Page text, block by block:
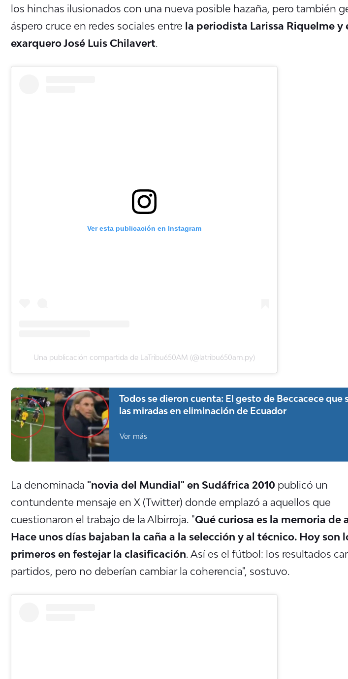
los hinchas ilusionados con una nueva posible hazaña, pero también
áspero cruce en redes sociales entre la periodista Larissa Riquelme y
exarquero José Luis Chilavert
Ver esta publicación en Instagram
Una publicación compartida de LaTribu650AM (@latribu650am.py)
Todos se dieron cuenta: El gesto de Beccacece que
las miradas en eliminación de Ecuador
Ver más
La denominada "novia del Mundial" en Sudáfrica 2010 publicó un
contundente mensaje en X (Twitter) donde emplazó a aquellos que
cuestionaron el trabajo de la Albirroja. "Qué curiosa es la memoria de
Hace unos días bajaban la caña a la selección y al técnico. Hoy son
primeros en festejar la clasificación. Así es el fútbol: los resultados
partidos, pero no deberían cambiar la coherencia", sostuvo.